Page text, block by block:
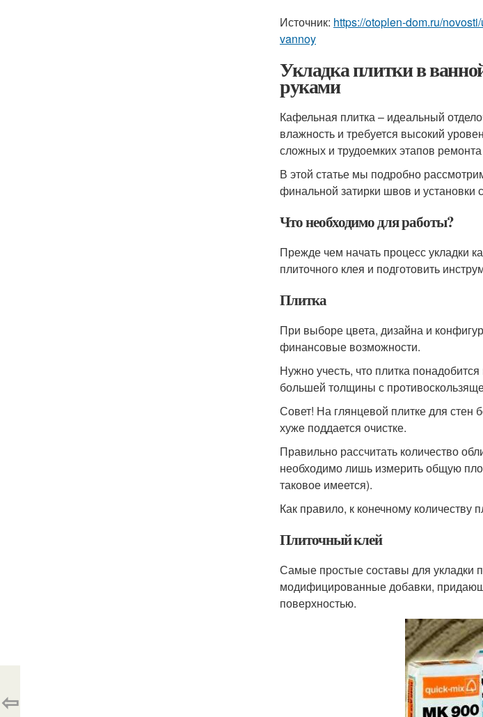
Источник: https://otoplen-dom.ru/
vannoy
Укладка плитки в
руками
Кафельная плитка – идеальный
влажность и требуется высокий
сложных и трудоемких этапов
В этой статье мы подробно
финальной затирки швов и установки
Что необходимо для работы?
Прежде чем начать процесс укладки
плиточного клея и подготовить
Плитка
При выборе цвета, дизайна и
финансовые возможности.
Нужно учесть, что плитка
большей толщины с
Совет! На глянцевой плитке для
хуже поддается очистке.
Правильно рассчитать количество
необходимо лишь измерить общую
таковое имеется).
Как правило, к конечному
Плиточный клей
Самые простые составы для укладки
модифицированные добавки,
поверхностью.
⇦